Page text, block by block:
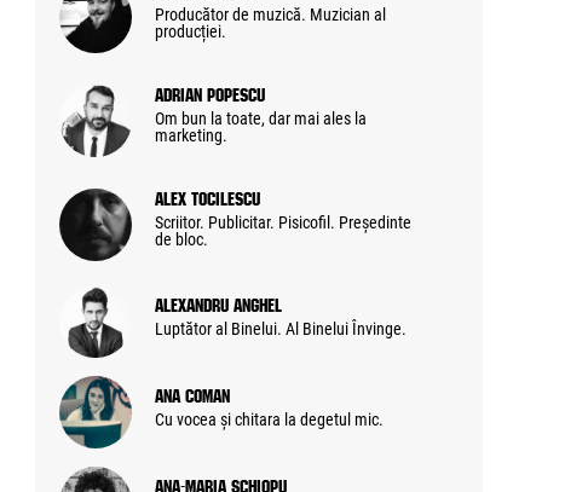
Producător de muzică. Muzician al
producției.
Adrian Popescu
Om bun la toate, dar mai ales la
marketing.
Alex Tocilescu
Scriitor. Publicitar. Pisicofil. Președinte
de bloc.
Alexandru Anghel
Luptător al Binelui. Al Binelui Învinge.
Ana Coman
Cu vocea și chitara la degetul mic.
Ana-Maria Șchiopu